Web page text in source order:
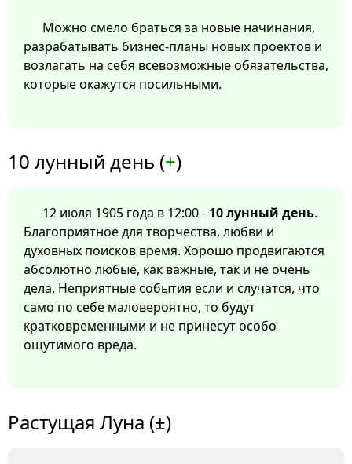
Можно смело браться за новые начинания,
разрабатывать бизнес-планы новых проектов и
возлагать на себя всевозможные обязательства,
которые окажутся посильными.
10 лунный день (+)
12 июля 1905 года в 12:00 - 10 лунный день.
Благоприятное для творчества, любви и
духовных поисков время. Хорошо продвигаются
абсолютно любые, как важные, так и не очень
дела. Неприятные события если и случатся, что
само по себе маловероятно, то будут
кратковременными и не принесут особо
ощутимого вреда.
Растущая Луна (±)